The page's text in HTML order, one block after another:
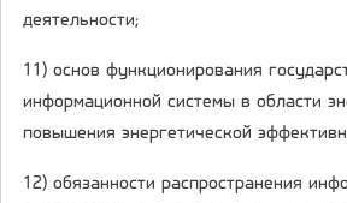
деятельности;
11) основ функционирования
информационной системы в области
повышения энергетической
12) обязанности распространения